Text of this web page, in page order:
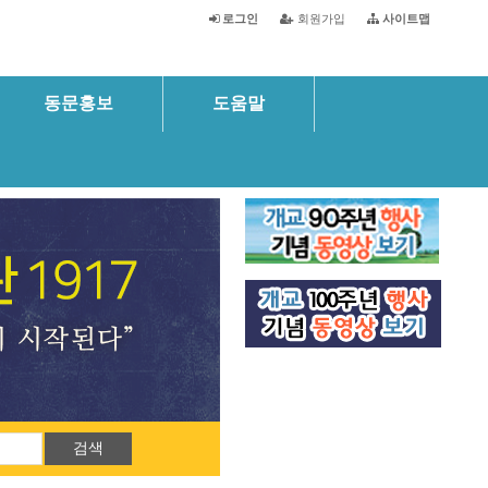
사이트맵
회원가입
로그인
동문홍보 도움말
검색